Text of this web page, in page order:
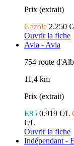
Prix (extrait)
Gazole 2.250
Ouvrir la fiche
Avia - Avia
754 route
11,4 km
Prix (extrait)
E85 0.919 €/L
€/L
Ouvrir la fiche
Indépendant -